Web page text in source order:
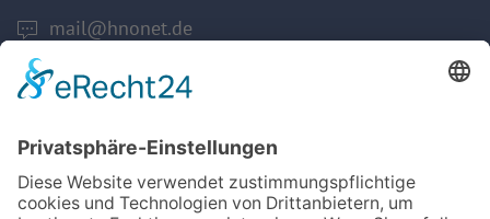
mail@hnonet.de
Services
Für MFA
Arztsuche